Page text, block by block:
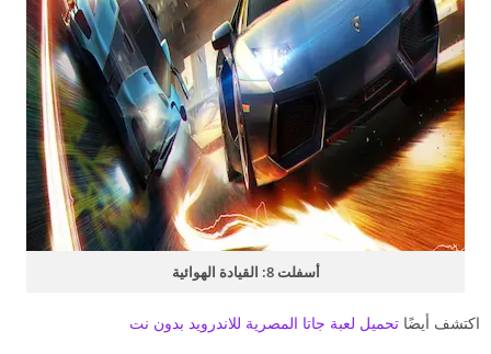
أسفلت 8: القيادة الهوائية
اكتشف أيضًا تحميل لعبة جاتا المصرية للاندرويد بدون نت